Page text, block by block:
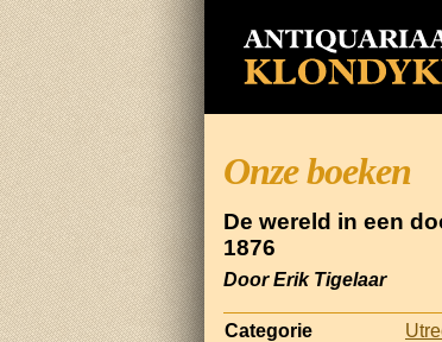
Onze boeken
De wereld in een
1876
Door Erik Tigelaar
Categorie